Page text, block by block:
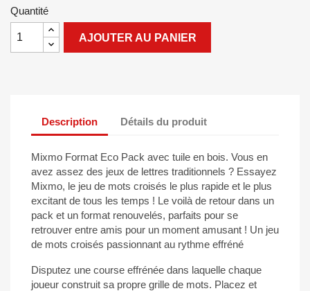
Quantité
AJOUTER AU PANIER
Description Détails du produit
Mixmo Format Eco Pack avec tuile en bois. Vous en
avez assez des jeux de lettres traditionnels ? Essayez
Mixmo, le jeu de mots croisés le plus rapide et le plus
excitant de tous les temps ! Le voilà de retour dans un
pack et un format renouvelés, parfaits pour se
retrouver entre amis pour un moment amusant ! Un jeu
de mots croisés passionnant au rythme effréné
Disputez une course effrénée dans laquelle chaque
joueur construit sa propre grille de mots. Placez et